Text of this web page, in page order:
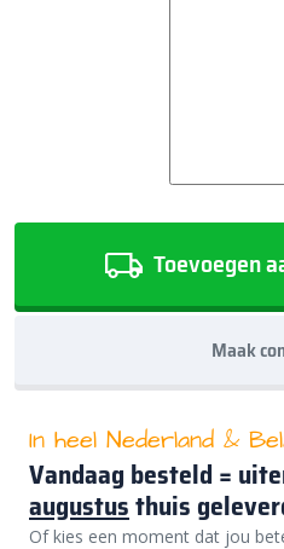
Toevoegen
Maak
In heel Nederland &
Vandaag besteld =
augustusthuis
Of kies een moment dat jou